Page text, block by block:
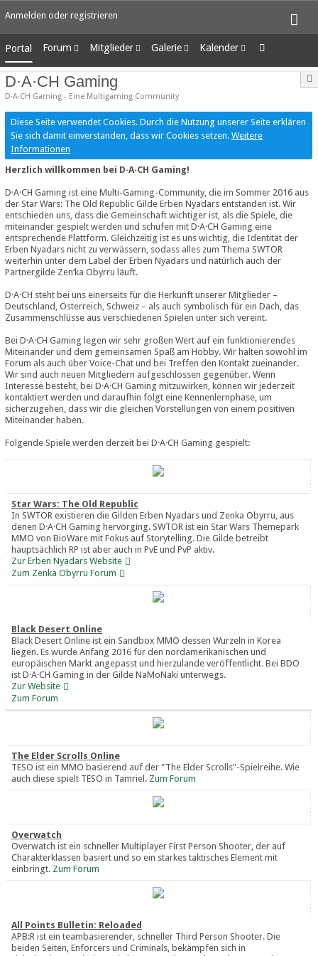
Anmelden oder registrieren
Portal Forum
Unerledigte Themen
Mitglieder
Letzte Aktivitäten
Benutzer online
Team-Mitglieder
Galerie
Alben
Neue Bilder
Kalender
Wochenansicht
D·A·CH Gaming
D·A·CH Gaming - Eine Multigaming Community
Diese Seite verwendet Cookies. Durch die Nutzung unserer Seite erklären
Sie sich damit einverstanden, dass wir Cookies setzen. Weitere
Informationen
Herzlich willkommen bei D·A·CH Gaming!
D·A·CH Gaming ist eine Multi-Gaming-Community, die im Sommer 2016 aus
der Star Wars: The Old Republic Gilde Erben Nyadars entstanden ist. Wir
entschieden uns, dass die Gemeinschaft wichtiger ist, als die Spiele, die
miteinander gespielt werden und schufen mit D·A·CH Gaming eine
entsprechende Plattform. Gleichzeitig ist es uns wichtig, die Identität der
Erben Nyadars nicht zu verwässern, sodass alles zum Thema SWTOR
weiterhin unter dem Label der Erben Nyadars und natürlich auch der
Partnergilde Zen‘ka Obyrru läuft.
D·A·CH steht bei uns einerseits für die Herkunft unserer Mitglieder –
Deutschland, Österreich, Schweiz – als auch symbolisch für ein Dach, das
Zusammenschlüsse aus verschiedenen Spielen unter sich vereint.
Bei D·A·CH Gaming legen wir sehr großen Wert auf ein funktionierendes
Miteinander und dem gemeinsamen Spaß am Hobby. Wir halten sowohl im
Forum als auch über Voice-Chat und bei Treffen den Kontakt zueinander.
Wir sind auch neuen Mitgliedern aufgeschlossen gegenüber. Wenn
Interesse besteht, bei D·A·CH Gaming mitzuwirken, können wir jederzeit
kontaktiert werden und daraufhin folgt eine Kennenlernphase, um
sicherzugehen, dass wir die gleichen Vorstellungen von einem positiven
Miteinander haben.
Folgende Spiele werden derzeit bei D·A·CH Gaming gespielt:
Star Wars: The Old Republic
In SWTOR existieren die Gilden Erben Nyadars und Zenka Obyrru, aus
denen D·A·CH Gaming hervorging. SWTOR ist ein Star Wars Themepark
MMO von BioWare mit Fokus auf Storytelling. Die Gilde betreibt
hauptsächlich RP ist aber auch in PvE und PvP aktiv.
Zur Erben Nyadars Website
Zum Zenka Obyrru Forum
Black Desert Online
Black Desert Online ist ein Sandbox MMO dessen Wurzeln in Korea
liegen. Es wurde Anfang 2016 für den nordamerikanischen und
europäischen Markt angepasst und hierzulande veröffentlicht. Bei BDO
ist D·A·CH Gaming in der Gilde NaMoNaki unterwegs.
Zur Website
Zum Forum
The Elder Scrolls Online
TESO ist ein MMO basierend auf der "The Elder Scrolls"-Spielreihe. Wie
auch diese spielt TESO in Tamriel. Zum Forum
Overwatch
Overwatch ist ein schneller Multiplayer First Person Shooter, der auf
Charakterklassen basiert und so ein starkes taktisches Element mit
einbringt. Zum Forum
All Points Bulletin: Reloaded
APB:R ist ein teambasierender, schneller Third Person Shooter. Die
beiden Seiten, Enforcers und Criminals, bekämpfen sich in